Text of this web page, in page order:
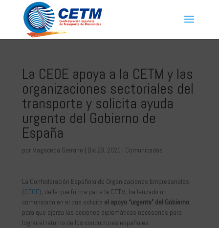
La CEOE apoya a la CETM y las
organizaciones sectoriales del
transporte y solicita ayuda
urgente del Gobierno de
España
por Magaceda Serrano | Dic 23, 2020 | Comunicados
La Confederación Española de Organizaciones Empresariales
(CEOE), de la que forma parte la CETM, ha lanzado un
comunicado en el que solicita el apoyo “urgente” del Gobierno
para que ejerza las acciones diplomáticas necesarias para
lograr el retorno de los conductores españoles.